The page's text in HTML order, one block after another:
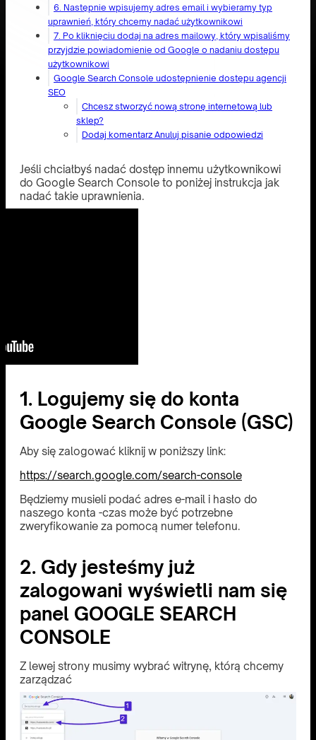
6. Następnie wpisujemy adres email i wybieramy typ
uprawnień, który chcemy nadać użytkownikowi
7. Po kliknięciu dodaj na adres mailowy, który wpisaliśmy
przyjdzie powiadomienie od Google o nadaniu dostępu
użytkownikowi
Google Search Console udostępnienie dostępu agencji
SEO
Chcesz stworzyć nową stronę internetową lub
sklep?
Dodaj komentarz Anuluj pisanie odpowiedzi
Jeśli chciałbyś nadać dostęp innemu użytkownikowi
do Google Search Console to poniżej instrukcja jak
nadać takie uprawnienia.
1. Logujemy się do konta
Google Search Console (GSC)
Aby się zalogować kliknij w poniższy link:
https://search.google.com/search-console
Będziemy musieli podać adres e-mail i hasło do
naszego konta -czas może być potrzebne
zweryfikowanie za pomocą numer telefonu.
2. Gdy jesteśmy już
zalogowani wyświetli nam się
panel GOOGLE SEARCH
CONSOLE
Z lewej strony musimy wybrać witrynę, którą chcemy
zarządzać